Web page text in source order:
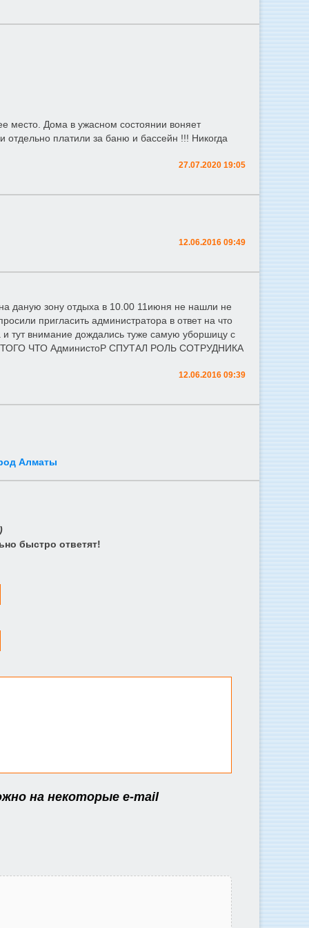
место. Дома в ужасном состоянии воняет
отдельно платили за баню и бассейн !!! Никогда
27.07.2020 19:05
12.06.2016 09:49
даную зону отдыха в 10.00 11июня не нашли не
пригласить администратора в ответ на что
и тут внимание дождались туже самую уборшицу с
ТОГО ЧТО АдминистоР СПУТАЛ РОЛЬ СОТРУДНИКА
12.06.2016 09:39
Алматы
быстро ответят!
на некоторые e-mail